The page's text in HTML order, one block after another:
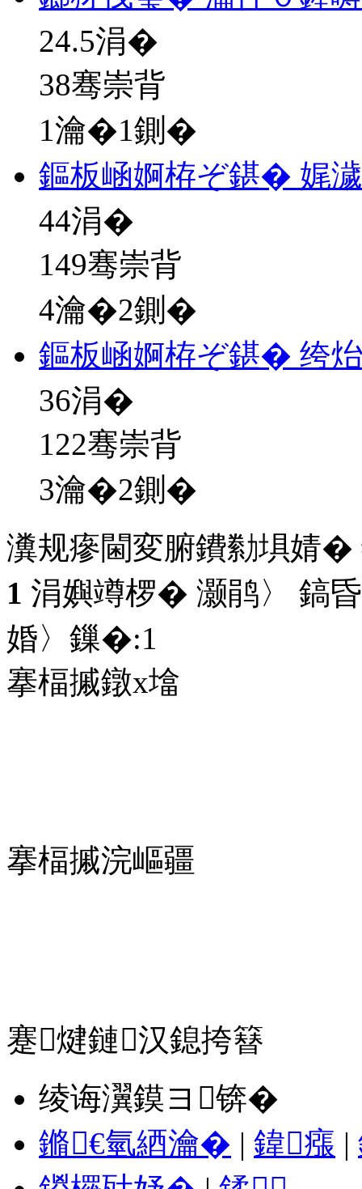
24.5涓�
38骞崇背
1瀹�1鍘�
鏂板崡婀栫ぞ鍖� 娓
44涓�
149骞崇背
4瀹�2鍘�
鏂板崡婀栫ぞ鍖� 绔
36涓�
122骞崇背
3瀹�2鍘�
瀵规瘮閫変腑鐨勬埧婧�
1 涓嬩竴椤� 灏鹃〉 鎬
婚〉鏁�:1
搴楅摵鐓х墖
搴楅摵浣嶇疆
蹇煡鏈汉鎴挎簮
绫诲瀷鏌ヨ锛�
鏅€氫綇瀹� | 鍏瘬 |